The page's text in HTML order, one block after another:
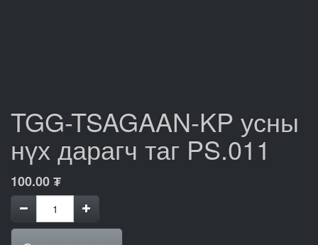
TGG-TSAGAAN-KP усны
нүх дарагч таг PS.011
100.00₮